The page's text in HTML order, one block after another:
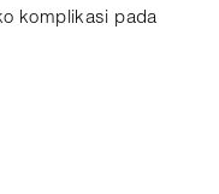
komplikasi pada